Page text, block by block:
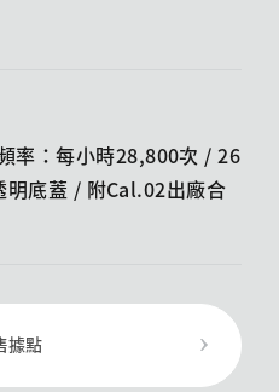
率：每小時28,800次 / 26
底蓋 /​ 附Cal.02出廠合
據點